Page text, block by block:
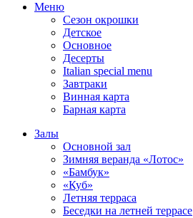
Меню
Сезон окрошки
Детское
Основное
Десерты
Italian special menu
Завтраки
Винная карта
Барная карта
Залы
Основной зал
Зимняя веранда «Лотос»
«Бамбук»
«Куб»
Летняя терраса
Беседки на летней террасе